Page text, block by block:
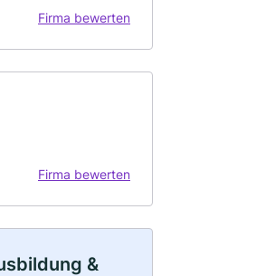
Firma bewerten
Firma bewerten
&